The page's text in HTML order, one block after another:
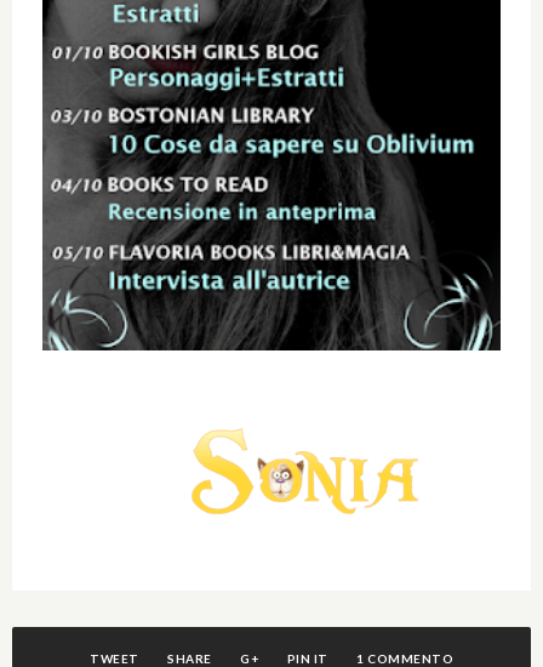
TWEET SHARE G+ PIN IT 1 COMMENTO